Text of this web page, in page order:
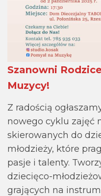
Szanowni
Muzycy!
Z radością
nowego cyklu zajęć
skierowanych do
młodzieży, które
pasje i talenty.
dziecięco-
grających na